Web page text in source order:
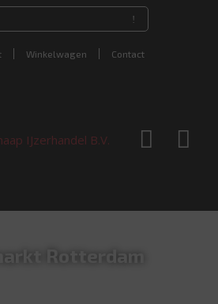
Winkelwagen Contact
Rotterdam